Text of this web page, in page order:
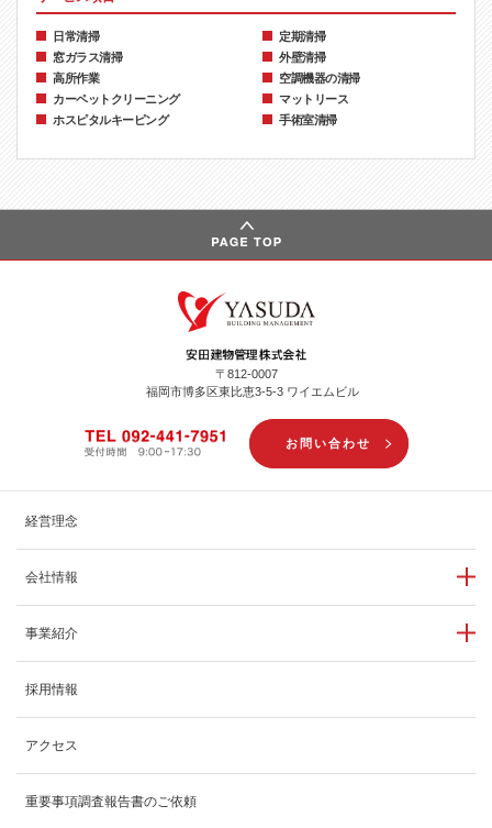
日常清掃
定期清掃
窓ガラス清掃
外壁清掃
高所作業
空調機器の清掃
カーペットクリーニング
マットリース
ホスピタルキーピング
手術室清掃
〒812-0007
福岡市博多区東比恵3-5-3 ワイエムビル
お問い合わせ
経営理念
会社情報
事業紹介
採用情報
アクセス
重要事項調査報告書のご依頼